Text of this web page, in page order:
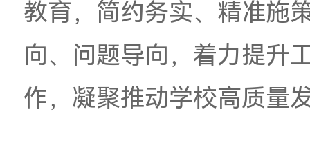
党为公、为民造福、
进“四个深入学习”，